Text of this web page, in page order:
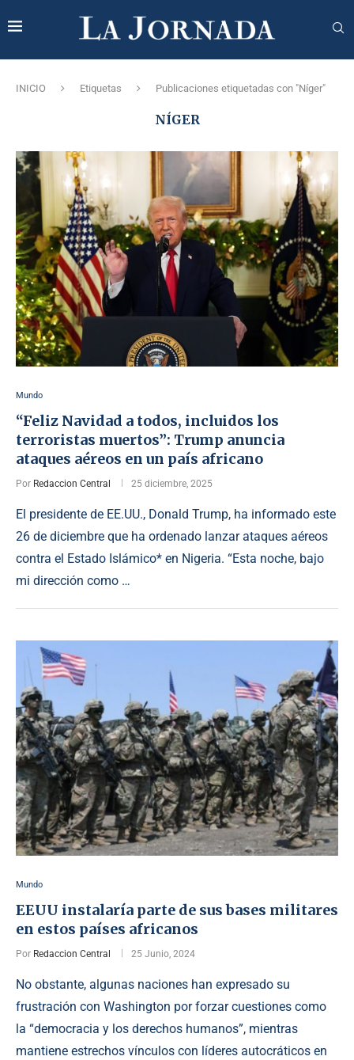
INICIO Etiquetas Publicaciones etiquetadas con "Níger"
NÍGER
Mundo
“Feliz Navidad a todos, incluidos los
terroristas muertos”: Trump anuncia
ataques aéreos en un país africano
Por Redaccion Central 25 diciembre, 2025
El presidente de EE.UU., Donald Trump, ha informado este
26 de diciembre que ha ordenado lanzar ataques aéreos
contra el Estado Islámico* en Nigeria. “Esta noche, bajo
mi dirección como …
Mundo
EEUU instalaría parte de sus bases militares
en estos países africanos
Por Redaccion Central 25 Junio, 2024
No obstante, algunas naciones han expresado su
frustración con Washington por forzar cuestiones como
la “democracia y los derechos humanos”, mientras
mantiene estrechos vínculos con líderes autocráticos en